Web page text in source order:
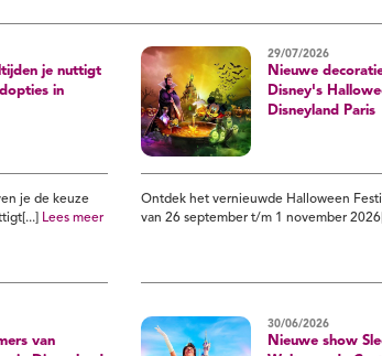
je nuttigt
in
je de keuze
Lees meer
29/07/2026
Nieuwe
Disney's
Disneyland Paris
Ontdek het vernieuwde Halloween
van 26 september t/m 1 november
van
30/06/2026
Nieuwe show